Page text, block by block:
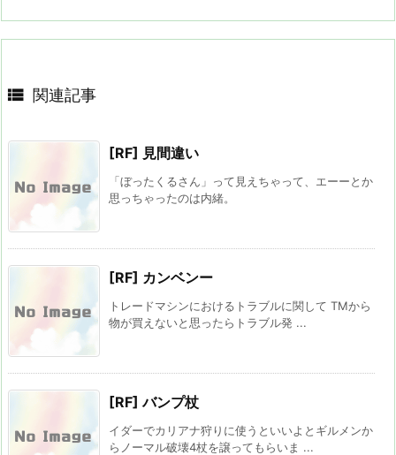
 関連記事
[RF] 見間違い
「ぼったくるさん」って見えちゃって、エーーとか
思っちゃったのは内緒。
[RF] カンベンー
トレードマシンにおけるトラブルに関して TMから
物が買えないと思ったらトラブル発 ...
[RF] バンプ杖
イダーでカリアナ狩りに使うといいよとギルメンか
らノーマル破壊4杖を譲ってもらいま ...